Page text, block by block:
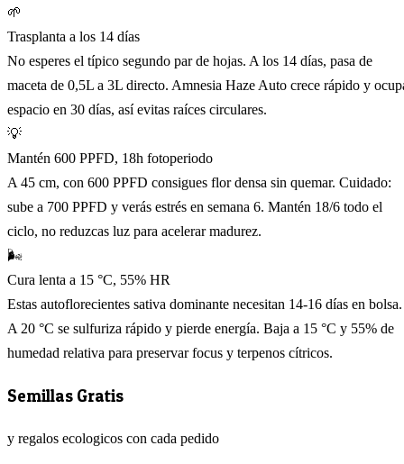
🌱
Trasplanta a los 14 días
No esperes el típico segundo par de hojas. A los 14 días, pasa de
maceta de 0,5L a 3L directo. Amnesia Haze Auto crece rápido y
espacio en 30 días, así evitas raíces circulares.
💡
Mantén 600 PPFD, 18h fotoperiodo
A 45 cm, con 600 PPFD consigues flor densa sin quemar. Cuidado:
sube a 700 PPFD y verás estrés en semana 6. Mantén 18/6 todo el
ciclo, no reduzcas luz para acelerar madurez.
🌬️
Cura lenta a 15 °C, 55% HR
Estas autoflorecientes sativa dominante necesitan 14-16 días en bolsa.
A 20 °C se sulfuriza rápido y pierde energía. Baja a 15 °C y 55% de
humedad relativa para preservar focus y terpenos cítricos.
Semillas Gratis
y regalos ecologicos con cada pedido